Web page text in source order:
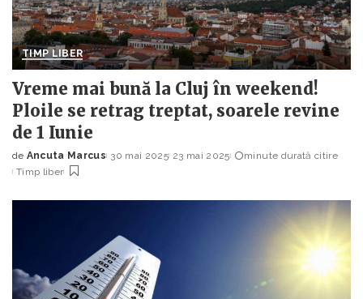
TIMP LIBER
Vreme mai bună la Cluj în weekend!
Ploile se retrag treptat, soarele revine
de 1 Iunie
Posted
by
de Ancuta Marcus 30 mai 2025 23 mai 2025
minute durată citire
Timp liber